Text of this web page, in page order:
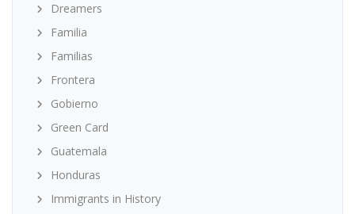
Dreamers
Familia
Familias
Frontera
Gobierno
Green Card
Guatemala
Honduras
Immigrants in History